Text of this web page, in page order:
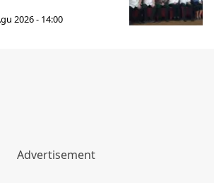
2026 - 14:00